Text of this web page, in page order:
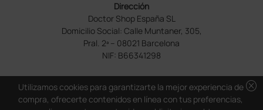
Dirección
Doctor Shop España SL
Domicilio Social: Calle Muntaner, 305,
Pral. 2ª – 08021 Barcelona
NIF: B66341298
cancel
Utilizamos cookies para garantizarte la mejor experiencia de
compra, ofrecerte contenidos en línea con tus preferencias,